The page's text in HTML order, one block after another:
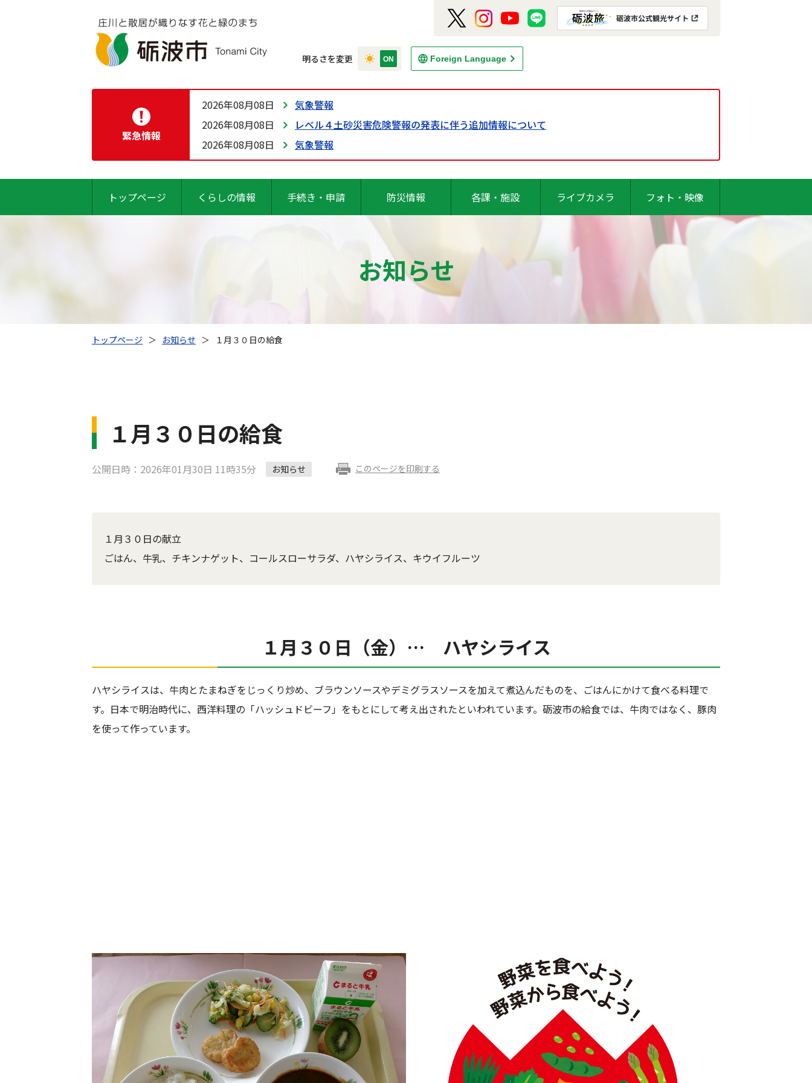
明るさを変更 Foreign Language
緊急情報
2026年08月08日
気象警報
2026年08月08日
レベル４土砂災害危険警報の発表に伴う追加情報について
2026年08月08日
気象警報
トップページ くらしの情報 手続き・申請 防災情報 各課・施設 ライブカメラ フォト・映像
お知らせ
トップページ ＞ お知らせ ＞ １月３０日の給食
１月３０日の給食
公開日時：2026年01月30日 11時35分 お知らせ このページを印刷する
１月３０日の献立
ごはん、牛乳、チキンナゲット、コールスローサラダ、ハヤシライス、キウイフルーツ
１月３０日（金）… ハヤシライス
ハヤシライスは、牛肉とたまねぎをじっくり炒め、ブラウンソースやデミグラスソースを加えて煮込んだものを、ごはんにかけて食べる料理で
す。日本で明治時代に、西洋料理の「ハッシュドビーフ」をもとにして考え出されたといわれています。砺波市の給食では、牛肉ではなく、豚肉
を使って作っています。